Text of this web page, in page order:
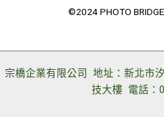
©2024 PHOTO
宗橋企業有限公司 地址：新北市
技大樓 電話：